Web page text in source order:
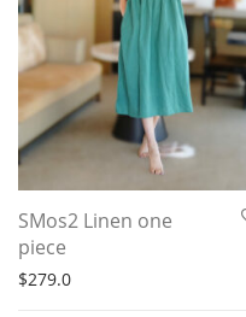
SMos2 Linen one
piece
$279.0